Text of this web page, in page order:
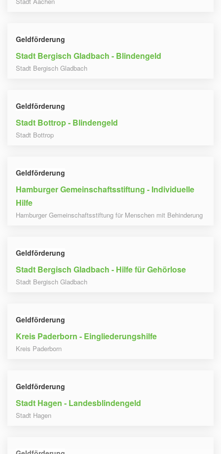
Geldförderung
Stadt Bergisch Gladbach - Blindengeld
Stadt Bergisch Gladbach
Geldförderung
Stadt Bottrop - Blindengeld
Stadt Bottrop
Geldförderung
Hamburger Gemeinschaftsstiftung - Individuelle
Hilfe
Hamburger Gemeinschaftsstiftung für Menschen mit Behinderung
Geldförderung
Stadt Bergisch Gladbach - Hilfe für Gehörlose
Stadt Bergisch Gladbach
Geldförderung
Kreis Paderborn - Eingliederungshilfe
Kreis Paderborn
Geldförderung
Stadt Hagen - Landesblindengeld
Stadt Hagen